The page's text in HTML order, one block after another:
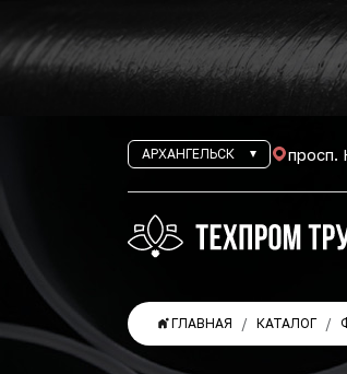
АРХАНГЕЛЬСК просп.
ГЛАВНАЯ КАТАЛОГ